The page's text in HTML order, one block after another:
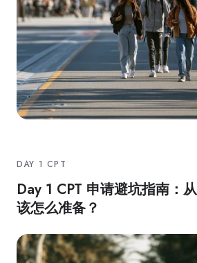
DAY 1 CPT
Day 1 CPT 申请避坑指南：
该怎么准备？